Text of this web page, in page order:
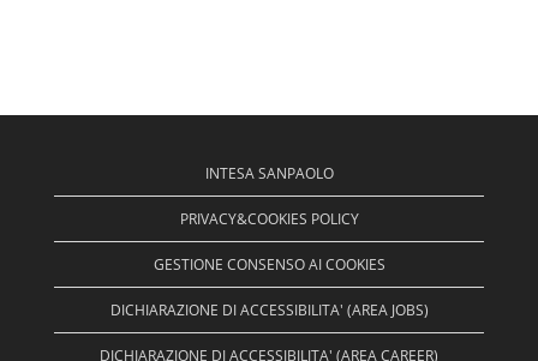
INTESA SANPAOLO
PRIVACY&COOKIES POLICY
GESTIONE CONSENSO AI COOKIES
DICHIARAZIONE DI ACCESSIBILITA' (AREA JOBS)
DICHIARAZIONE DI ACCESSIBILITA' (AREA CAREER)